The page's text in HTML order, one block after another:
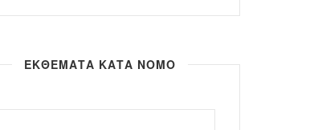
ΕΚΘΕΜΑΤΑ ΚΑΤΑ ΝΟΜΟ